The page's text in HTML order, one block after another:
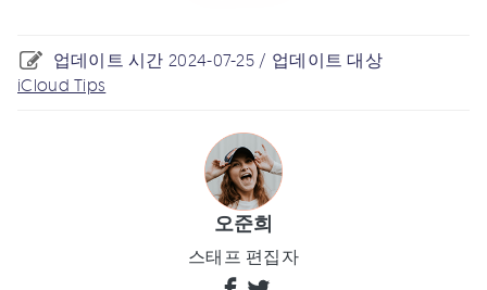
업데이트 시간 2024-07-25 / 업데이트 대상
iCloud Tips
오준희
스태프 편집자